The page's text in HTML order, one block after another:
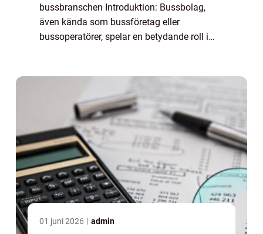
bussbranschen Introduktion: Bussbolag,
även kända som bussföretag eller
bussoperatörer, spelar en betydande roll i
01 juni 2026 admin